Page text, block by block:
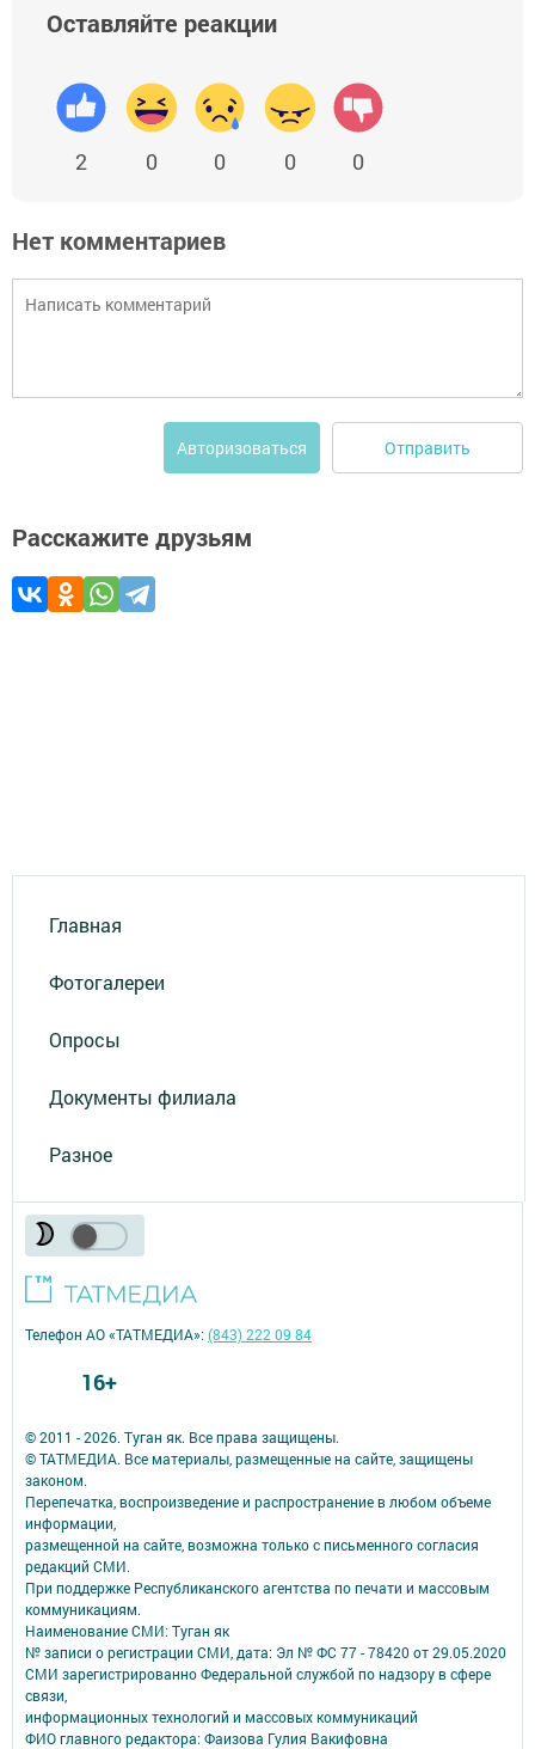
Оставляйте реакции
2 0 0 0 0
Нет комментариев
Авторизоваться Отправить
Расскажите друзьям
Главная
Фотогалереи
Опросы
Документы филиала
Разное
© 2011 - 2026. Туган як. Все права защищены.
© ТАТМЕДИА. Все материалы, размещенные на сайте, защищены
законом.
Перепечатка, воспроизведение и распространение в любом объеме
информации,
размещенной на сайте, возможна только с письменного согласия
редакций СМИ.
При поддержке Республиканского агентства по печати и массовым
коммуникациям.
Наименование СМИ: Туган як
№ записи о регистрации СМИ, дата: Эл № ФС 77 - 78420 от 29.05.2020
СМИ зарегистрированно Федеральной службой по надзору в сфере
связи,
информационных технологий и массовых коммуникаций
ФИО главного редактора: Фаизова Гулия Вакифовна
Телефон АО «ТАТМЕДИА»:(843) 222 09 84
16+